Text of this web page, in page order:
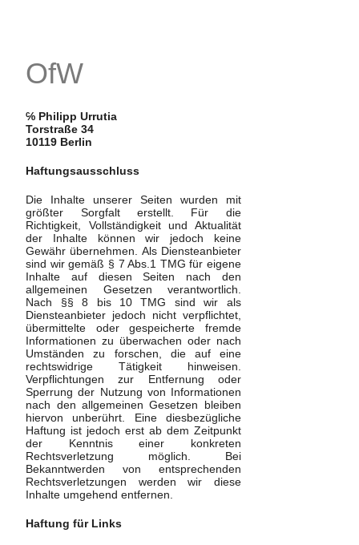
OfW
℅ Philipp Urrutia
Torstraße 34
10119 Berlin
Haftungsausschluss
Die Inhalte unserer Seiten wurden mit
größter Sorgfalt erstellt. Für die
Richtigkeit, Vollständigkeit und Aktualität
der Inhalte können wir jedoch keine
Gewähr übernehmen. Als Diensteanbieter
sind wir gemäß § 7 Abs.1 TMG für eigene
Inhalte auf diesen Seiten nach den
allgemeinen Gesetzen verantwortlich.
Nach §§ 8 bis 10 TMG sind wir als
Diensteanbieter jedoch nicht verpflichtet,
übermittelte oder gespeicherte fremde
Informationen zu überwachen oder nach
Umständen zu forschen, die auf eine
rechtswidrige Tätigkeit hinweisen.
Verpflichtungen zur Entfernung oder
Sperrung der Nutzung von Informationen
nach den allgemeinen Gesetzen bleiben
hiervon unberührt. Eine diesbezügliche
Haftung ist jedoch erst ab dem Zeitpunkt
der Kenntnis einer konkreten
Rechtsverletzung möglich. Bei
Bekanntwerden von entsprechenden
Rechtsverletzungen werden wir diese
Inhalte umgehend entfernen.
Haftung für Links